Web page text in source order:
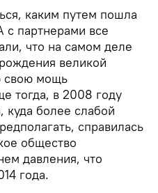
каким путем пошла
партнерами все
что на самом деле
великой
свою мощь
тогда, в 2008 году
куда более слабой
справилась
общество
давления, что
года.